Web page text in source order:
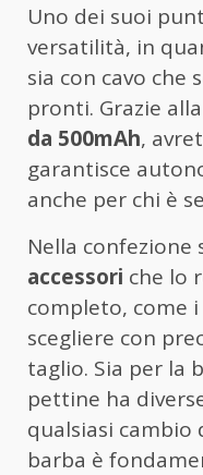
Uno dei suoi
versatilità, in
sia con cavo che
pronti. Grazie alla
da 500mAh,
garantisce
anche per chi è
Nella confezione
accessori che lo
completo, come
scegliere con
taglio. Sia per la
pettine ha
qualsiasi cambio
barba è